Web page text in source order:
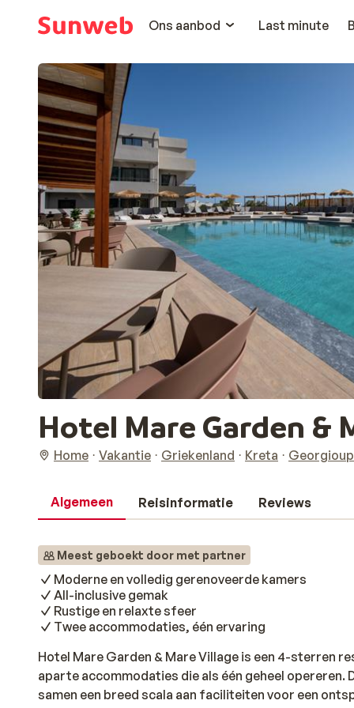
Ons aanbod
Last minute
Hotel Mare Garden &
Home Vakantie Griekenland Kreta
Algemeen Reisinformatie Reviews
Meest geboekt door met partner
Moderne en volledig gerenoveerde kamers
All-inclusive gemak
Rustige en relaxte sfeer
Twee accommodaties, één ervaring
Hotel Mare Garden & Mare Village is een 4-sterren
aparte accommodaties die als één geheel opereren.
samen een breed scala aan faciliteiten voor een